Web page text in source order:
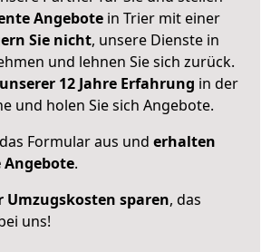
Angebote in Trier mit einer
Sie nicht, unsere Dienste in
und lehnen Sie sich zurück.
12 Jahre Erfahrung in der
und holen Sie sich Angebote.
Formular aus und erhalten
Angebote.
Umzugskosten sparen, das
uns!